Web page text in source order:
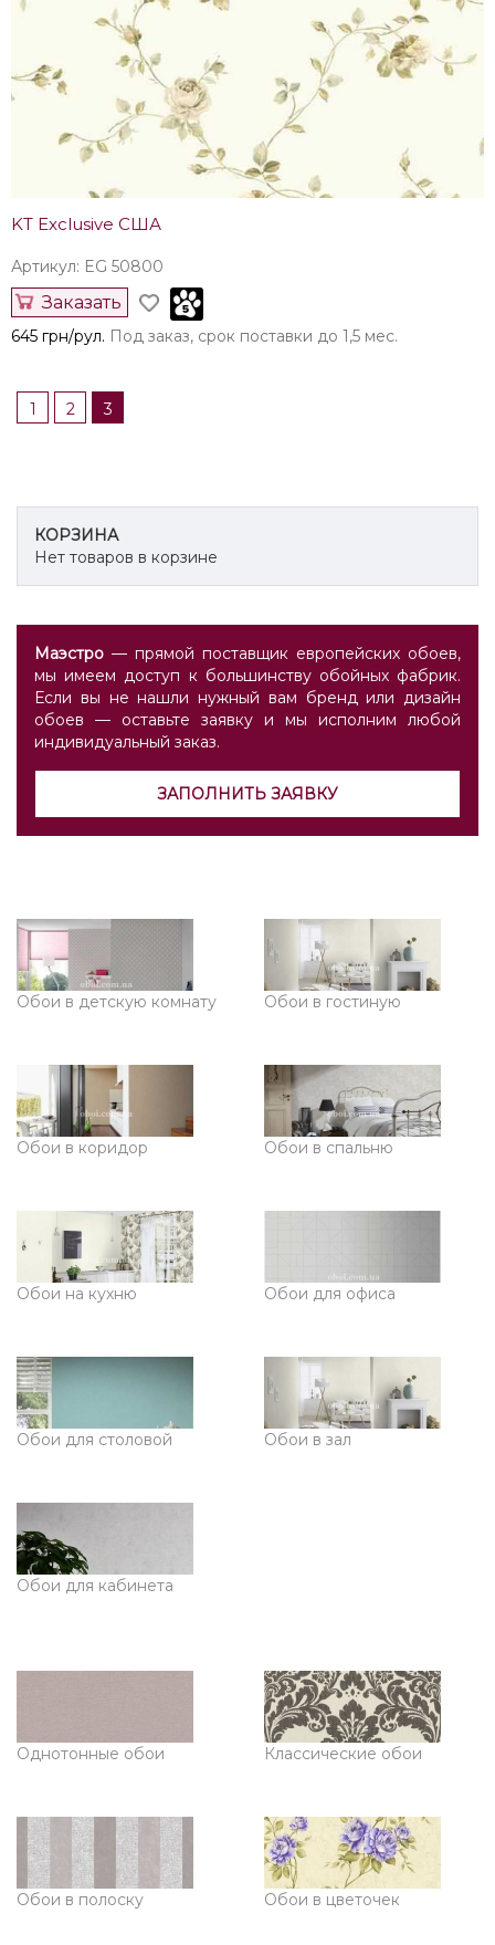
KT Exclusive США
Артикул: EG 50800
Заказать
645 грн/рул. Под заказ, срок поставки до 1,5 мес.
1 2 3
КОРЗИНА
Нет товаров в корзине
Маэстро — прямой поставщик европейских обоев,
мы имеем доступ к большинству обойных фабрик.
Если вы не нашли нужный вам бренд или дизайн
обоев — оставьте заявку и мы исполним любой
индивидуальный заказ.
ЗАПОЛНИТЬ ЗАЯВКУ
Обои в детскую комнату Обои в гостиную
Обои в коридор Обои в спальню
Обои на кухню Обои для офиса
Обои для столовой Обои в зал
Обои для кабинета
Однотонные обои Классические обои
Обои в полоску Обои в цветочек